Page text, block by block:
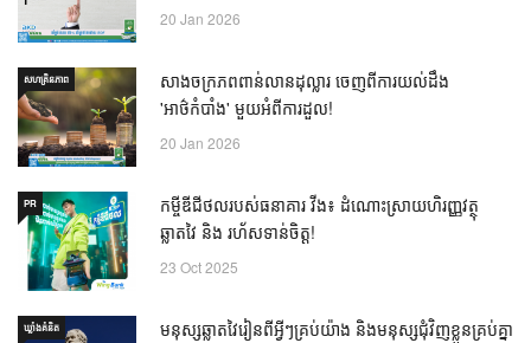
20 Jan 2026
សហគ្រិនភាព
សាងចក្រភពពាន់លានដុល្លារ ចេញពីការយល់ដឹង
'អាថ៌កំបាំង' មួយអំពីការដួល!
20 Jan 2026
PR
កម្ចីឌីជីថលរបស់ធនាគារ វីង៖ ដំណោះស្រាយហិរញ្ញវត្ថុ
ឆ្លាតវៃ និង រហ័សទាន់ចិត្ត!
23 Oct 2025
ឃ្លាំង​គំនិត
មនុស្សឆ្លាតវៃរៀនពីអ្វីៗគ្រប់យ៉ាង និងមនុស្សជុំវិញខ្លួនគ្រប់គ្នា